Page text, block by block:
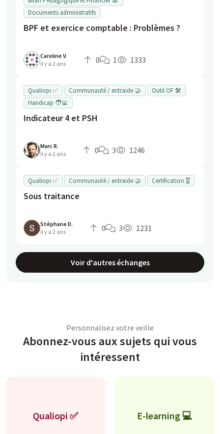
Documents administratifs
BPF et exercice comptable : Problèmes ?
Caroline V.
il y a 2 ans
0 1 1333
Qualiopi ✅ Communauté / entraide 🤝
Outil OF 🛠️
Handicap 🧑‍💻
Indicateur 4 et PSH
Marc R.
il y a 2 ans
0 3 1246
Qualiopi ✅ Communauté / entraide 🤝 Certification 🎖️
Sous traitance
Stéphane D.
il y a 2 ans
0 3 1231
Voir d'autres échanges
Personnalisez votre veille
Abonnez-vous aux sujets qui vous
intéressent
Qualiopi ✅ E-learning 💻